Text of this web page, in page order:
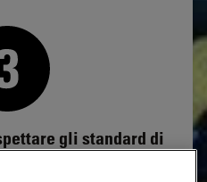
gli standard di